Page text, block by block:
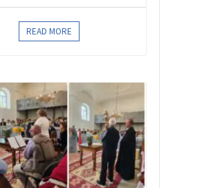
READ MORE